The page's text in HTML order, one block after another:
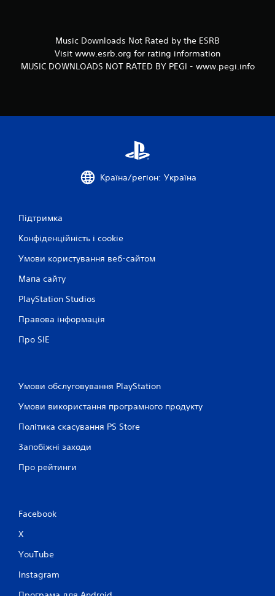
Music Downloads Not Rated by the ESRB
Visit www.esrb.org for rating information
MUSIC DOWNLOADS NOT RATED BY PEGI - www.pegi.info
Країна/регіон: Україна
Підтримка
Конфіденційність і cookie
Умови користування веб-сайтом
Мапа сайту
PlayStation Studios
Правова інформація
Про SIE
Умови обслуговування PlayStation
Умови використання програмного продукту
Політика скасування PS Store
Запобіжні заходи
Про рейтинги
Facebook
X
YouTube
Instagram